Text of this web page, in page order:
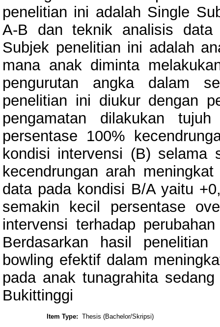
penelitian ini adalah Single
A-B dan teknik analisis data
Subjek penelitian ini adalah
mana anak diminta
pengurutan angka dalam
penelitian ini diukur dengan
pengamatan dilakukan
persentase 100%
kondisi intervensi (B) selama
kecendrungan arah
data pada kondisi B/A yaitu
semakin kecil persentase
intervensi terhadap
Berdasarkan hasil
bowling efektif dalam
pada anak tunagrahita
Bukittinggi
Item Type: Thesis (Bachelor/Skripsi)